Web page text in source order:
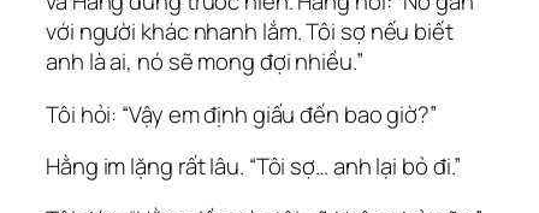
với người khác nhanh lắm. Tôi sợ nếu biết
anh là ai, nó sẽ mong đợi nhiều.”
Tôi hỏi: “Vậy em định giấu đến bao giờ?”
Hằng im lặng rất lâu. “Tôi sợ… anh lại bỏ đi.”